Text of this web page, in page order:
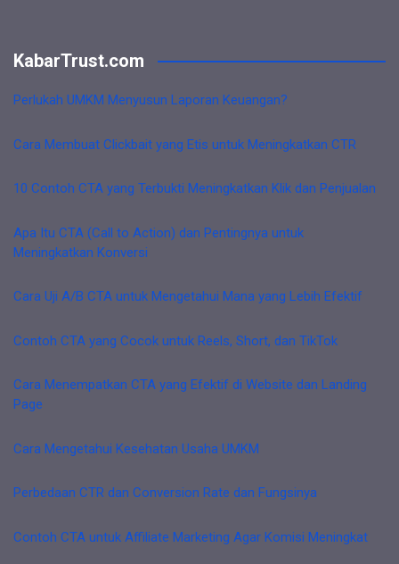
KabarTrust.com
Perlukah UMKM Menyusun Laporan Keuangan?
Cara Membuat Clickbait yang Etis untuk Meningkatkan CTR
10 Contoh CTA yang Terbukti Meningkatkan Klik dan Penjualan
Apa Itu CTA (Call to Action) dan Pentingnya untuk
Meningkatkan Konversi
Cara Uji A/B CTA untuk Mengetahui Mana yang Lebih Efektif
Contoh CTA yang Cocok untuk Reels, Short, dan TikTok
Cara Menempatkan CTA yang Efektif di Website dan Landing
Page
Cara Mengetahui Kesehatan Usaha UMKM
Perbedaan CTR dan Conversion Rate dan Fungsinya
Contoh CTA untuk Affiliate Marketing Agar Komisi Meningkat